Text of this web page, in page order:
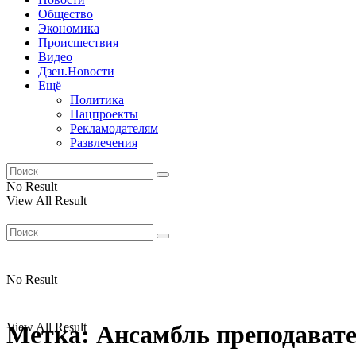
Общество
Экономика
Происшествия
Видео
Дзен.Новости
Ещё
Политика
Нацпроекты
Рекламодателям
Развлечения
No Result
View All Result
No Result
View All Result
Метка: Ансамбль